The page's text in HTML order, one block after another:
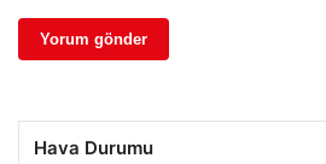
Hava Durumu